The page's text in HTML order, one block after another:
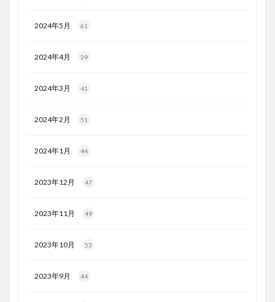
2024年5月 61
2024年4月 39
2024年3月 41
2024年2月 51
2024年1月 44
2023年12月 47
2023年11月 49
2023年10月 53
2023年9月 44